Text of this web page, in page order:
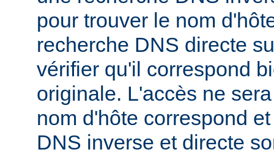
pour trouver le nom
recherche DNS directe
vérifier qu'il correspond
originale. L'accès ne
nom d'hôte correspond
DNS inverse et directe